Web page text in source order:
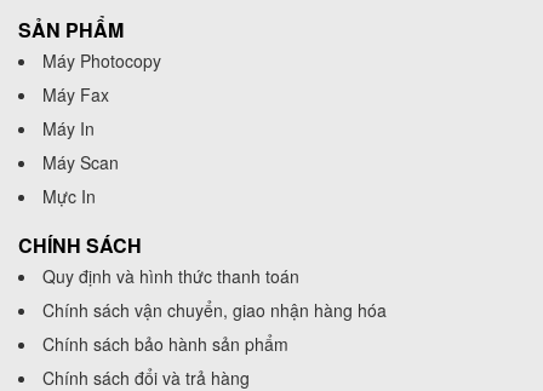
SẢN PHẨM
Máy Photocopy
Máy Fax
Máy In
Máy Scan
Mực In
CHÍNH SÁCH
Quy định và hình thức thanh toán
Chính sách vận chuyển, giao nhận hàng hóa
Chính sách bảo hành sản phẩm
Chính sách đổi và trả hàng